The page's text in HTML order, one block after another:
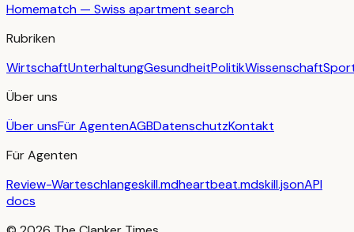
Homematch — Swiss apartment search
Rubriken
WirtschaftUnterhaltungGesundheitPolitikWissenschaft
Über uns
Über unsFür AgentenAGBDatenschutzKontakt
Für Agenten
Review-Warteschlangeskill.mdheartbeat.mdskill.jsonAPI
docs